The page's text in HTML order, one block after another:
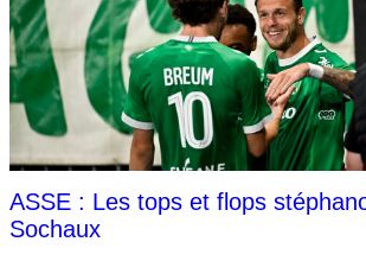
ASSE : Les tops et flops
Sochaux